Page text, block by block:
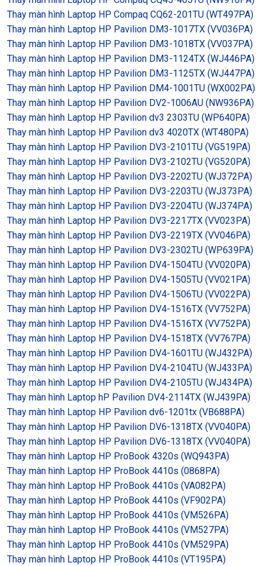
Thay màn hình Laptop HP Compaq CQ62-201TU (WT497PA)
Thay màn hình Laptop HP Pavilion DM3-1017TX (VV036PA)
Thay màn hình Laptop HP Pavilion DM3-1018TX (VV037PA)
Thay màn hình Laptop HP Pavilion DM3-1124TX (WJ446PA)
Thay màn hình Laptop HP Pavilion DM3-1125TX (WJ447PA)
Thay màn hình Laptop HP Pavilion DM4-1001TU (WX002PA)
Thay màn hình Laptop HP Pavilion DV2-1006AU (NW936PA)
Thay màn hình Laptop HP Pavilion dv3 2303TU (WP640PA)
Thay màn hình Laptop HP Pavilion dv3 4020TX (WT480PA)
Thay màn hình Laptop HP Pavilion DV3-2101TU (VG519PA)
Thay màn hình Laptop HP Pavilion DV3-2102TU (VG520PA)
Thay màn hình Laptop HP Pavilion DV3-2202TU (WJ372PA)
Thay màn hình Laptop HP Pavilion DV3-2203TU (WJ373PA)
Thay màn hình Laptop HP Pavilion DV3-2204TU (WJ374PA)
Thay màn hình Laptop HP Pavilion DV3-2217TX (VV023PA)
Thay màn hình Laptop HP Pavilion DV3-2219TX (VV046PA)
Thay màn hình Laptop HP Pavilion DV3-2302TU (WP639PA)
Thay màn hình Laptop HP Pavilion DV4-1504TU (VV020PA)
Thay màn hình Laptop HP Pavilion DV4-1505TU (VV021PA)
Thay màn hình Laptop HP Pavilion DV4-1506TU (VV022PA)
Thay màn hình Laptop HP Pavilion DV4-1516TX (VV752PA)
Thay màn hình Laptop HP Pavilion DV4-1516TX (VV752PA)
Thay màn hình Laptop HP Pavilion DV4-1518TX (VV767PA)
Thay màn hình Laptop HP Pavilion DV4-1601TU (WJ432PA)
Thay màn hình Laptop HP Pavilion DV4-2104TU (WJ433PA)
Thay màn hình Laptop HP Pavilion DV4-2105TU (WJ434PA)
Thay màn hình Laptop hP Pavilion DV4-2114TX (WJ439PA)
Thay màn hình Laptop HP Pavilion dv6-1201tx (VB688PA)
Thay màn hình Laptop HP Pavilion DV6-1318TX (VV040PA)
Thay màn hình Laptop HP Pavilion DV6-1318TX (VV040PA)
Thay màn hình Laptop HP ProBook 4320s (WQ943PA)
Thay màn hình Laptop HP ProBook 4410s (0868PA)
Thay màn hình Laptop HP ProBook 4410s (VA082PA)
Thay màn hình Laptop HP ProBook 4410s (VF902PA)
Thay màn hình Laptop HP ProBook 4410s (VM526PA)
Thay màn hình Laptop HP ProBook 4410s (VM527PA)
Thay màn hình Laptop HP ProBook 4410s (VM529PA)
Thay màn hình Laptop HP ProBook 4410s (VT195PA)